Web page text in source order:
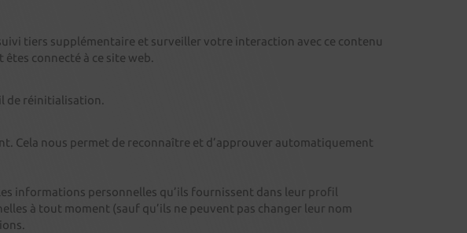
tiers supplémentaire et surveiller votre interaction avec ce contenu
connecté à ce site web.
de réinitialisation.
Cela nous permet de reconnaître et d’approuver automatiquement
informations personnelles qu’ils fournissent dans leur profil
à tout moment (sauf qu’ils ne peuvent pas changer leur nom